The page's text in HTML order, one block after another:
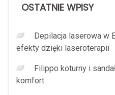
OSTATNIE WPISY
Depilacja laserowa w
efekty dzięki laseroterapii
Filippo koturny i
komfort